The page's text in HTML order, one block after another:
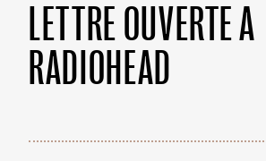
LETTRE OUVERTE A
RADIOHEAD